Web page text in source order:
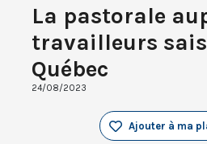
La pastorale
travailleurs
Québec
24/08/2023
Ajouter à ma